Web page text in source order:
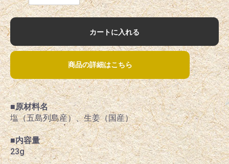
カートに入れる
商品の詳細はこちら
■原材料名
塩（五島列島産）、生姜（国産）
■内容量
23g